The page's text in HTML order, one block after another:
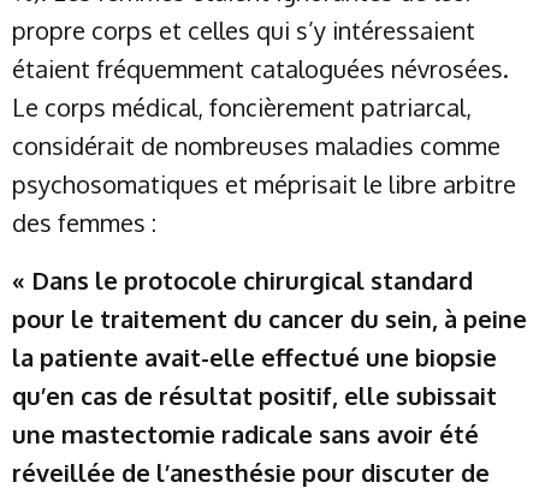
propre corps et celles qui s’y intéressaient
étaient fréquemment cataloguées névrosées.
Le corps médical, foncièrement patriarcal,
considérait de nombreuses maladies comme
psychosomatiques et méprisait le libre arbitre
des femmes :
« Dans le protocole chirurgical standard
pour le traitement du cancer du sein, à peine
la patiente avait-elle effectué une biopsie
qu’en cas de résultat positif, elle subissait
une mastectomie radicale sans avoir été
réveillée de l’anesthésie pour discuter de